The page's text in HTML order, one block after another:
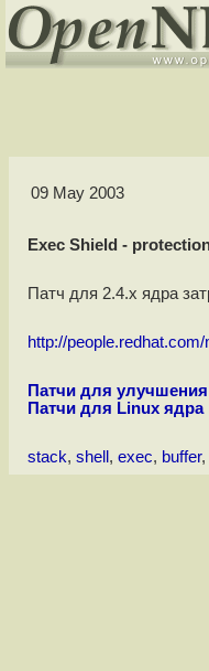
09 May 2003
Exec Shield -
Патч для 2.4.x ядра
http://
Патчи для улучшения
Патчи для Linux ядра
stack, shell , exec, buffer,